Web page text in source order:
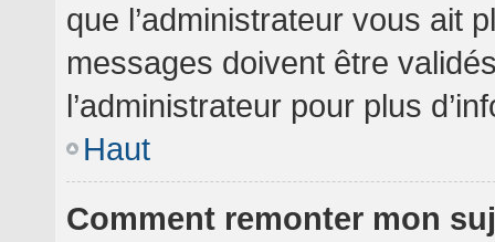
que l’administrateur vous ait
messages doivent être
l’administrateur pour plus
Haut
Comment remonter mon